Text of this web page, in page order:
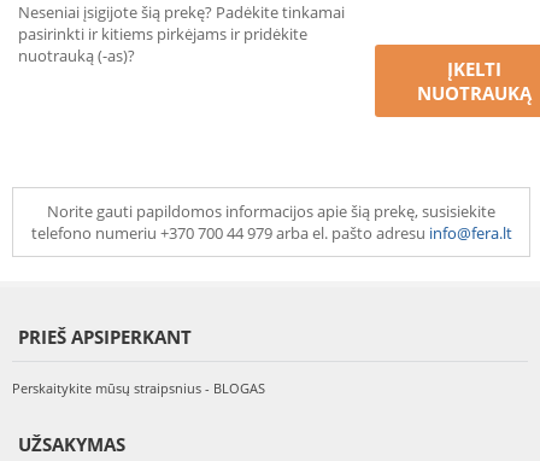
Neseniai įsigijote šią prekę? Padėkite tinkamai
pasirinkti ir kitiems pirkėjams ir pridėkite
nuotrauką (-as)?
ĮKELTI
NUOTRAUKĄ
Norite gauti papildomos informacijos apie šią prekę, susisiekite
telefono numeriu +370 700 44 979 arba el. pašto adresu info@fera.lt
PRIEŠ APSIPERKANT
Perskaitykite mūsų straipsnius - BLOGAS
UŽSAKYMAS